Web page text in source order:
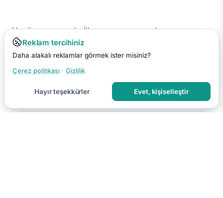
Henüz yorum yok. İlk yorumu sen yap!
Reklam tercihiniz
Daha alakalı reklamlar görmek ister misiniz?
Çerez politikası · Gizlilik
Hayır teşekkürler Evet, kişiselleştir